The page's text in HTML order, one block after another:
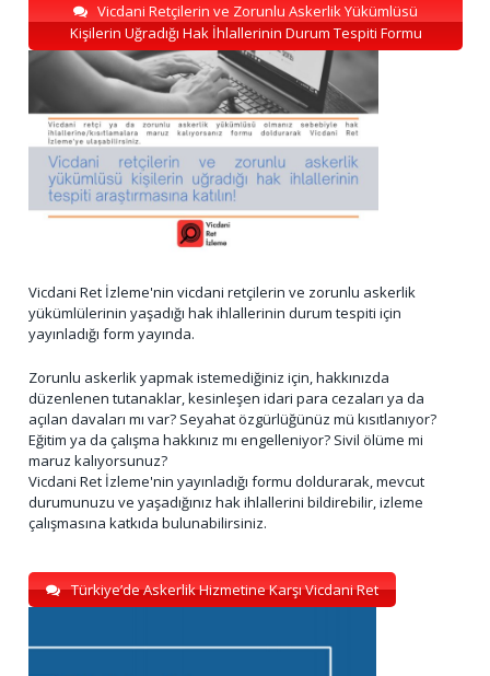
Vicdani Retçilerin ve Zorunlu Askerlik Yükümlüsü
Kişilerin Uğradığı Hak İhlallerinin Durum Tespiti Formu
Vicdani Ret İzleme'nin vicdani retçilerin ve zorunlu askerlik
yükümlülerinin yaşadığı hak ihlallerinin durum tespiti için
yayınladığı form yayında.
Zorunlu askerlik yapmak istemediğiniz için, hakkınızda
düzenlenen tutanaklar, kesinleşen idari para cezaları ya da
açılan davaları mı var? Seyahat özgürlüğünüz mü kısıtlanıyor?
Eğitim ya da çalışma hakkınız mı engelleniyor? Sivil ölüme mi
maruz kalıyorsunuz?
Vicdani Ret İzleme'nin yayınladığı formu doldurarak, mevcut
durumunuzu ve yaşadığınız hak ihlallerini bildirebilir, izleme
çalışmasına katkıda bulunabilirsiniz.
Türkiye’de Askerlik Hizmetine Karşı Vicdani Ret